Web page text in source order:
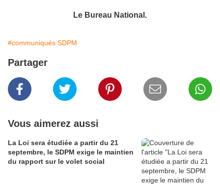
Le Bureau National.
#communiqués SDPM
Partager
Vous aimerez aussi
La Loi sera étudiée a partir du 21
septembre, le SDPM exige le maintien
du rapport sur le volet social